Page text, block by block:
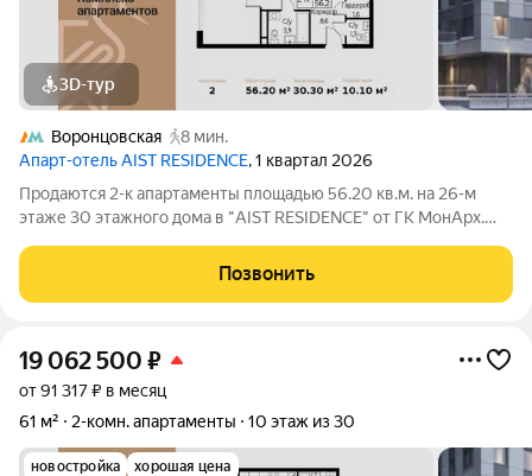
3D-тур
Воронцовская
8 мин.
Апарт-отель AIST RESIDENCE, 1 квартал 2026
Продаются 2-к апартаменты площадью 56.20 кв.м. на 26-м
этаже 30 этажного дома в "AIST RESIDENCE" от ГК МонАрх.
стремится к гармонии между динамичной городской жизнью и
отдыхом на природе.
Позвонить
19 062 500 ₽
от 91 317 ₽ в месяц
61 м²
2-комн. апартаменты 10 этаж из 30
новостройка хорошая цена